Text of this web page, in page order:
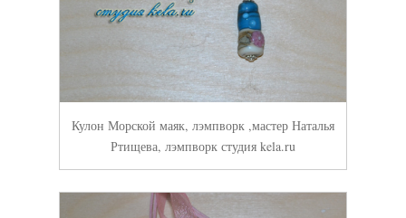
Кулон Морской маяк, лэмпворк ,мастер Наталья
Ртищева, лэмпворк студия kela.ru